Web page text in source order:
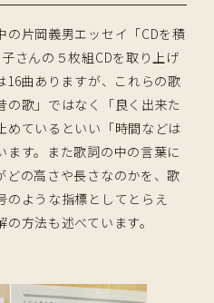
の片岡義男エッセイ「CDを積
さんの５枚組CDを取り上げ
16曲ありますが、これらの歌
の歌」ではなく「良く出来た
めているといい「時間などは
ます。また歌詞の中の言葉に
どの高さや長さなのかを、歌
のような指標としてとらえ
方法も述べています。